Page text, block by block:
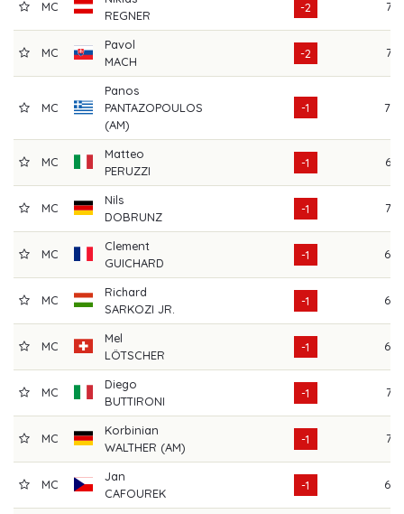
MC
REGNER
-2 71
MC
Pavol
MACH
-2 71
MC
Panos
PANTAZOPOULOS
(AM)
-1 70
MC
Matteo
PERUZZI
-1 67
MC
Nils
DOBRUNZ
-1 72
MC
Clement
GUICHARD
-1 69
MC
Richard
SARKOZI JR.
-1 69
MC
Mel
LÖTSCHER
-1 69
MC
Diego
BUTTIRONI
-1 71
MC
Korbinian
WALTHER (AM)
-1 74
MC
Jan
CAFOUREK
-1 69